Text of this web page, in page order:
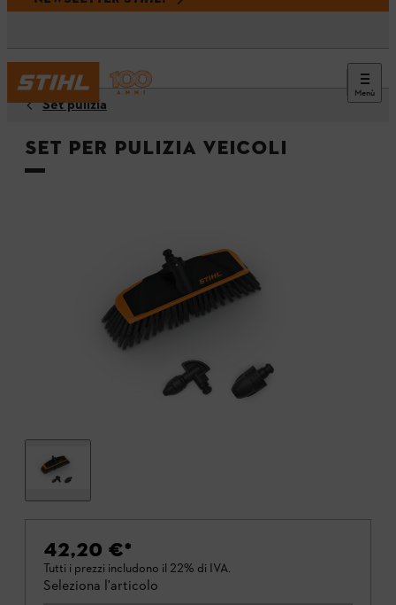
Menù
Set pulizia
Set per pulizia veicoli
42,20 €*
Tutti i prezzi includono il 22% di IVA.
Seleziona l'articolo